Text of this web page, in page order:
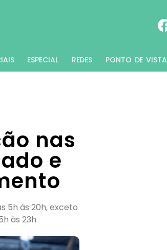
ESPECIAL REDES PONTO DE VISTA
nas
e
5h às 20h, exceto
às 23h